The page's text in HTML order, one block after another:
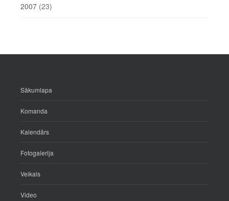
2007 (23)
Sākumlapa
Komanda
Kalendārs
Fotogalerija
Veikals
Video